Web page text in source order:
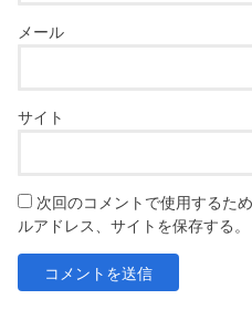
メール
サイト
次回のコメントで使用するた
ルアドレス、サイトを保存する。